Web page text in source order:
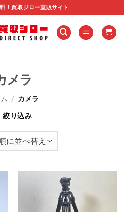
！買取ジロー直販サイト
メラ
/ カメラ
絞り込み